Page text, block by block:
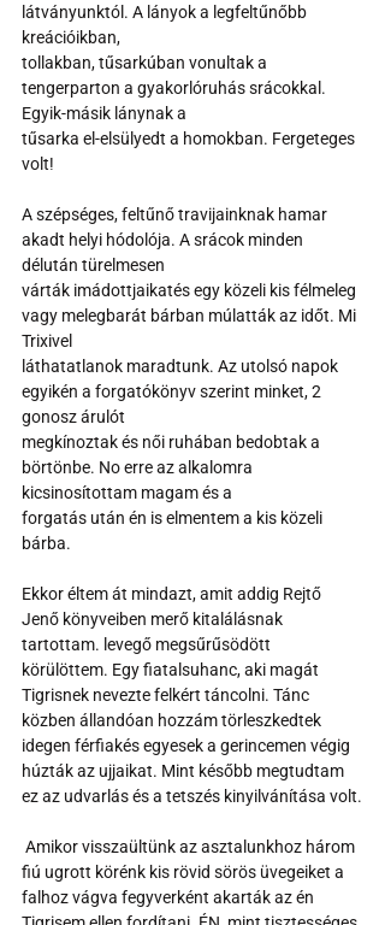
látványunktól. A lányok a legfeltűnőbb
kreációikban,
tollakban, tűsarkúban vonultak a
tengerparton a gyakorlóruhás srácokkal.
Egyik-másik lánynak a
tűsarka el-elsülyedt a homokban. Fergeteges
volt!
A szépséges, feltűnő travijainknak hamar
akadt helyi hódolója. A srácok minden
délután türelmesen
várták imádottjaikatés egy közeli kis félmeleg
vagy melegbarát bárban múlatták az időt. Mi
Trixivel
láthatatlanok maradtunk. Az utolsó napok
egyikén a forgatókönyv szerint minket, 2
gonosz árulót
megkínoztak és női ruhában bedobtak a
börtönbe. No erre az alkalomra
kicsinosítottam magam és a
forgatás után én is elmentem a kis közeli
bárba.
Ekkor éltem át mindazt, amit addig Rejtő
Jenő könyveiben merő kitalálásnak
tartottam. levegő megsűrűsödött
körülöttem. Egy fiatalsuhanc, aki magát
Tigrisnek nevezte felkért táncolni. Tánc
közben állandóan hozzám törleszkedtek
idegen férfiakés egyesek a gerincemen végig
húzták az ujjaikat. Mint később megtudtam
ez az udvarlás és a tetszés kinyilvánítása volt.
fiú ugrott körénk kis rövid sörös üvegeiket a
falhoz vágva fegyverként akarták az én